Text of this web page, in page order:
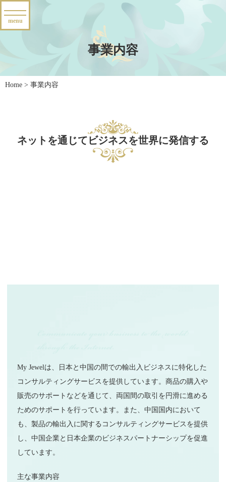
事業内容
Home > 事業内容
ネットを通じてビジネスを世界に発信する
My Jewelは、日本と中国の間での輸出入ビジネスに特化した
コンサルティングサービスを提供しています。商品の購入や
販売のサポートなどを通じて、両国間の取引を円滑に進める
ためのサポートを行っています。また、中国国内において
も、製品の輸出入に関するコンサルティングサービスを提供
し、中国企業と日本企業のビジネスパートナーシップを促進
しています。
主な事業内容